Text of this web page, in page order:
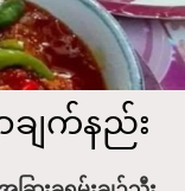
ချက်နည်း